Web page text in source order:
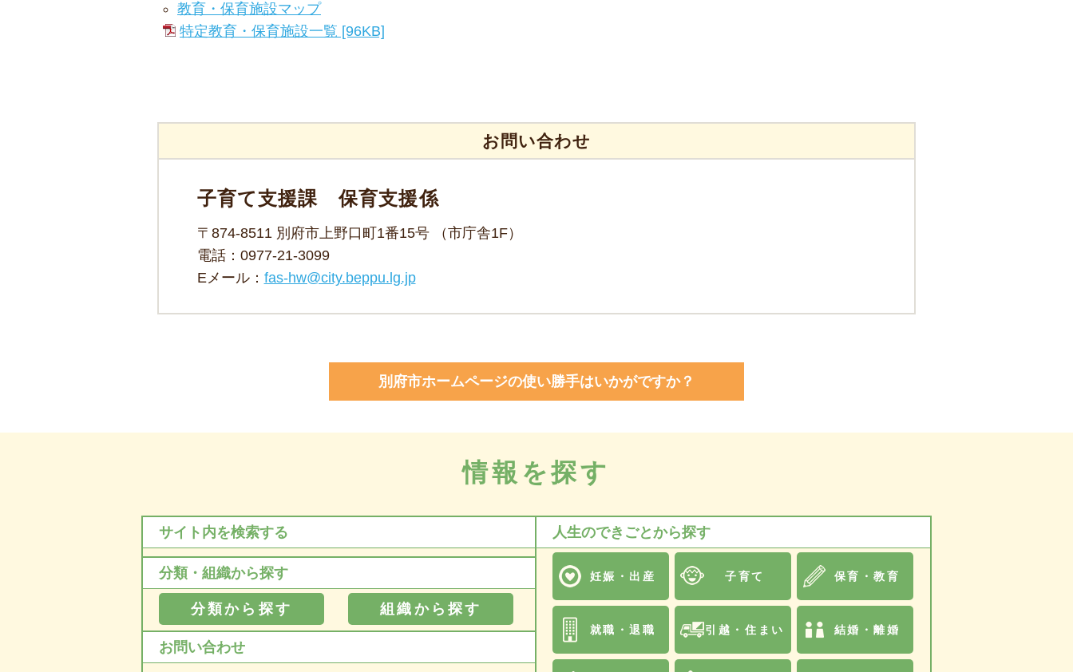
教育・保育施設マップ
特定教育・保育施設一覧 [96KB]
お問い合わせ
子育て支援課 保育支援係
〒874-8511 別府市上野口町1番15号 （市庁舎1F）
電話： 0977-21-3099
Eメール： fas-hw@city.beppu.lg.jp
別府市ホームページの使い勝手はいかがですか？
情報を探す
サイト内を検索する
分類・組織から探す
分類から探す 組織から探す
お問い合わせ
人生のできごとから探す
妊娠・出産 子育て 保育・教育
就職・退職 引越・住まい 結婚・離婚